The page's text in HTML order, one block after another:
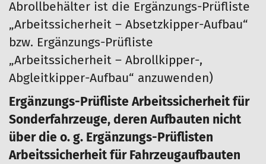
Abrollbehälter ist die Ergänzungs-Prüfliste
„Arbeitssicherheit – Absetzkipper-Aufbau“
bzw. Ergänzungs-Prüfliste
„Arbeitssicherheit – Abrollkipper-,
Abgleitkipper-Aufbau“ anzuwenden)
Ergänzungs-Prüfliste Arbeitssicherheit für
Sonderfahrzeuge, deren Aufbauten nicht
über die o. g. Ergänzungs-Prüflisten
Arbeitssicherheit für Fahrzeugaufbauten